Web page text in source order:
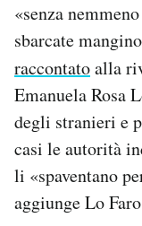
«senza
sbarcate
raccontatoalla
Emanuela Rosa
degli stranieri e
casi le autorità
li «spaventano
aggiunge Lo